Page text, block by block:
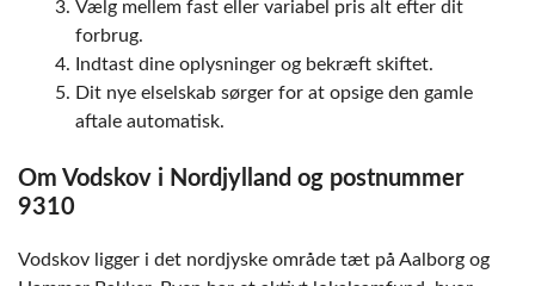
Vælg mellem fast eller variabel pris alt efter dit
forbrug.
Indtast dine oplysninger og bekræft skiftet.
Dit nye elselskab sørger for at opsige den gamle
aftale automatisk.
Om Vodskov i Nordjylland og postnummer
9310
Vodskov ligger i det nordjyske område tæt på Aalborg og